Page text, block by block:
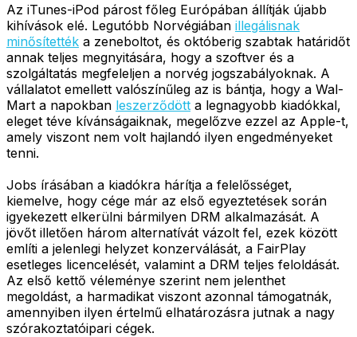
Az iTunes-iPod párost főleg Európában állítják újabb
kihívások elé. Legutóbb Norvégiában illegálisnak
minősítették a zeneboltot, és októberig szabtak határidőt
annak teljes megnyitására, hogy a szoftver és a
szolgáltatás megfeleljen a norvég jogszabályoknak. A
vállalatot emellett valószínűleg az is bántja, hogy a Wal-
Mart a napokban leszerződött a legnagyobb kiadókkal,
eleget téve kívánságaiknak, megelőzve ezzel az Apple-t,
amely viszont nem volt hajlandó ilyen engedményeket
tenni.
Jobs írásában a kiadókra hárítja a felelősséget,
kiemelve, hogy cége már az első egyeztetések során
igyekezett elkerülni bármilyen DRM alkalmazását. A
jövőt illetően három alternatívát vázolt fel, ezek között
említi a jelenlegi helyzet konzerválását, a FairPlay
esetleges licencelését, valamint a DRM teljes feloldását.
Az első kettő véleménye szerint nem jelenthet
megoldást, a harmadikat viszont azonnal támogatnák,
amennyiben ilyen értelmű elhatározásra jutnak a nagy
szórakoztatóipari cégek.